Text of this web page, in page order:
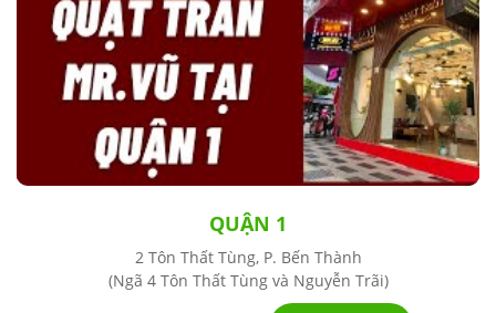
QUẬN 1
2 Tôn Thất Tùng, P. Bến Thành
(Ngã 4 Tôn Thất Tùng và Nguyễn Trãi)